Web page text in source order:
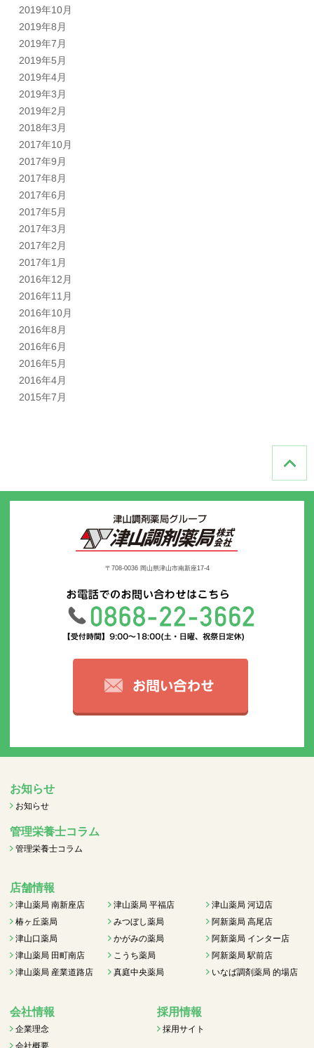
2019年10月
2019年8月
2019年7月
2019年5月
2019年4月
2019年3月
2019年2月
2018年3月
2017年10月
2017年9月
2017年8月
2017年6月
2017年5月
2017年3月
2017年2月
2017年1月
2016年12月
2016年11月
2016年10月
2016年8月
2016年6月
2016年5月
2016年4月
2015年7月
〒708-0036 岡山県津山市南新座17-4
お知らせ
お知らせ
管理栄養士コラム
管理栄養士コラム
店舗情報
津山薬局 南新座店
椿ヶ丘薬局
津山口薬局
津山薬局 田町南店
津山薬局 産業道路店
津山薬局 平福店
みつぼし薬局
かがみの薬局
こうち薬局
真庭中央薬局
津山薬局 河辺店
阿新薬局 高尾店
阿新薬局 インター店
阿新薬局 駅前店
いなば調剤薬局 的場店
会社情報
企業理念
会社概要
採用情報
採用サイト